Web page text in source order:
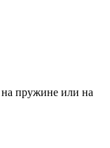
пружине или на